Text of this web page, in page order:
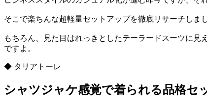
そこで楽ちんな超軽量セットアップを徹底リサーチしま
もちろん、見た目はれっきとしたテーラードスーツに
ですよ。
◆ タリアトーレ
シャツジャケ感覚で着られる品格セ